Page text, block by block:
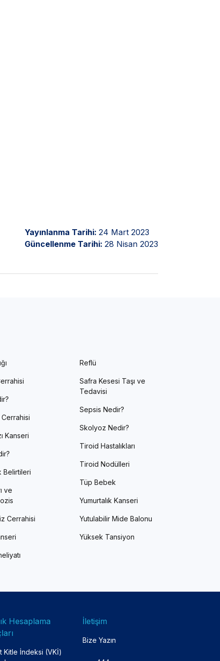
Yayınlanma Tarihi: 24 Mart 2023
Güncellenme Tarihi: 28 Nisan 2023
Kanseri
Belirtileri
ve
Cerrahisi
Reflü
Safra Kesesi Taşı ve
Tedavisi
Sepsis Nedir?
Skolyoz Nedir?
Tiroid Hastalıkları
Tiroid Nodülleri
Tüp Bebek
Yumurtalık Kanseri
Yutulabilir Mide Balonu
Yüksek Tansiyon
Hesaplama
Kitle İndeksi (VKİ)
İletişim
Bize Yazın